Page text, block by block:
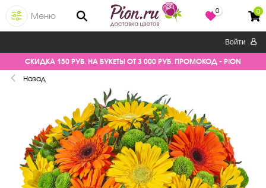
Меню
0 0
Войти
СКИДКА 150 РУБ. НА БУКЕТЫ ОТ 3 000 РУБ. ПРОМОКОД - PION
Назад